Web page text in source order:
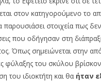
στον κατηγορούμενο το
στοιχεία πως δεν
που οδήγησαν στη
Όπως σημειώνεται στην
φύλαξης του σκύλου
του ιδιοκτήτη και θα ήταν